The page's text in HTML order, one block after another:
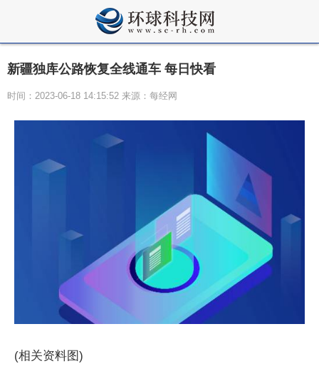
新疆独库公路恢复全线通车 每日快看
时间：2023-06-18 14:15:52 来源：每经网
(相关资料图)